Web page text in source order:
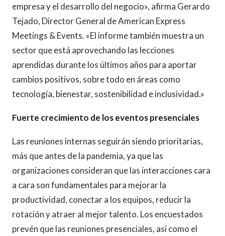
empresa y el desarrollo del negocio», afirma Gerardo
Tejado, Director General de American Express
Meetings & Events. «El informe también muestra un
sector que está aprovechando las lecciones
aprendidas durante los últimos años para aportar
cambios positivos, sobre todo en áreas como
tecnología, bienestar, sostenibilidad e inclusividad.»
Fuerte crecimiento de los eventos presenciales
Las reuniones internas seguirán siendo prioritarias,
más que antes de la pandemia, ya que las
organizaciones consideran que las interacciones cara
a cara son fundamentales para mejorar la
productividad, conectar a los equipos, reducir la
rotación y atraer al mejor talento. Los encuestados
prevén que las reuniones presenciales, así como el